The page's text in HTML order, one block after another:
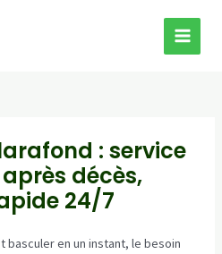
MAIN
: service
décès,
24/7
basculer en un instant, le besoin